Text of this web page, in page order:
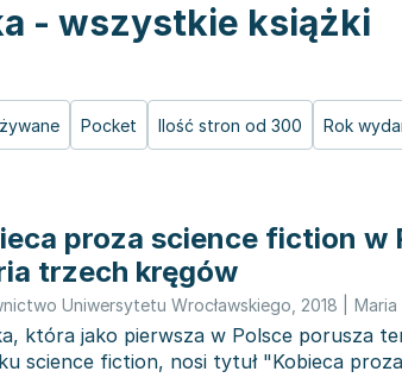
- wszystkie książki
Pocket Ilość stron od 300 Rok
proza science fiction w
trzech kręgów
Uniwersytetu Wrocławskiego 2018 Maria
która jako pierwsza w Polsce porusza
science fiction, nosi tytuł "Kobieca